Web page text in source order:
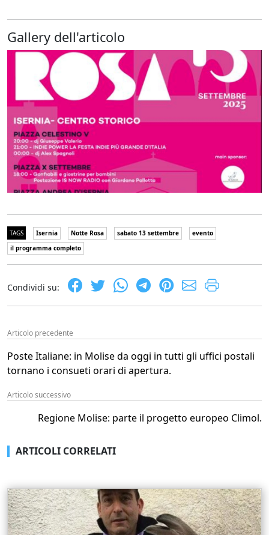
Gallery dell'articolo
TAGS Isernia Notte Rosa sabato 13 settembre
evento
il programma completo
Condividi su:
Articolo precedente
Poste Italiane: in Molise da oggi in tutti gli uffici postali
tornano i consueti orari di apertura.
Articolo successivo
Regione Molise: parte il progetto europeo Climol.
ARTICOLI CORRELATI